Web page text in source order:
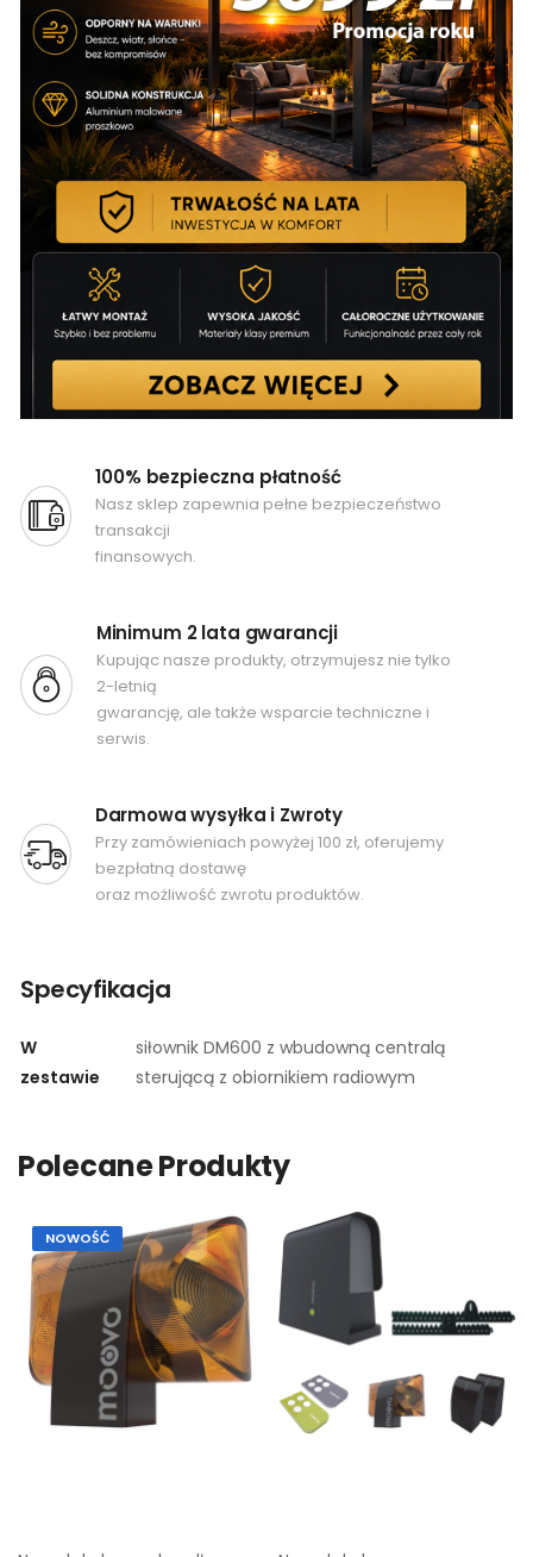
100% bezpieczna płatność
Nasz sklep zapewnia pełne bezpieczeństwo
transakcji
finansowych.
Minimum 2 lata gwarancji
Kupując nasze produkty, otrzymujesz nie tylko
2-letnią
gwarancję, ale także wsparcie techniczne i
serwis.
Darmowa wysyłka i Zwroty
Przy zamówieniach powyżej 100 zł, oferujemy
bezpłatną dostawę
oraz możliwość zwrotu produktów.
Specyfikacja
W
zestawie
siłownik DM600 z wbudowną centralą
sterującą z obiornikiem radiowym
Polecane Produkty
NOWOŚĆ